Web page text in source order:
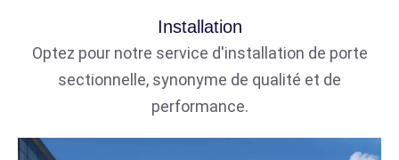
Installation
Optez pour notre service d'installation de porte
sectionnelle, synonyme de qualité et de
performance.